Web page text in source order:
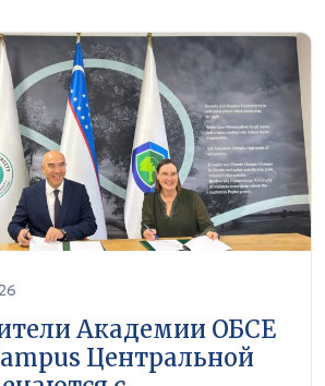
Академии ОБСЕ
Центральной